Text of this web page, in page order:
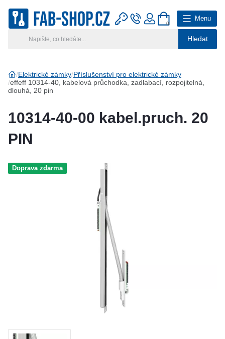
Hledat
0
Menu
Hlavní kategorie
Výroba klíčů
Klíčové systémy
Rady a tipy
Katalog
Fabshop CZ
Elektrické zámky Příslušenství pro elektrické zámky
effeff 10314-40, kabelová průchodka, zadlabací, rozpojitelná,
dlouhá, 20 pin
10314-40-00 kabel.pruch. 20
PIN
Doprava zdarma